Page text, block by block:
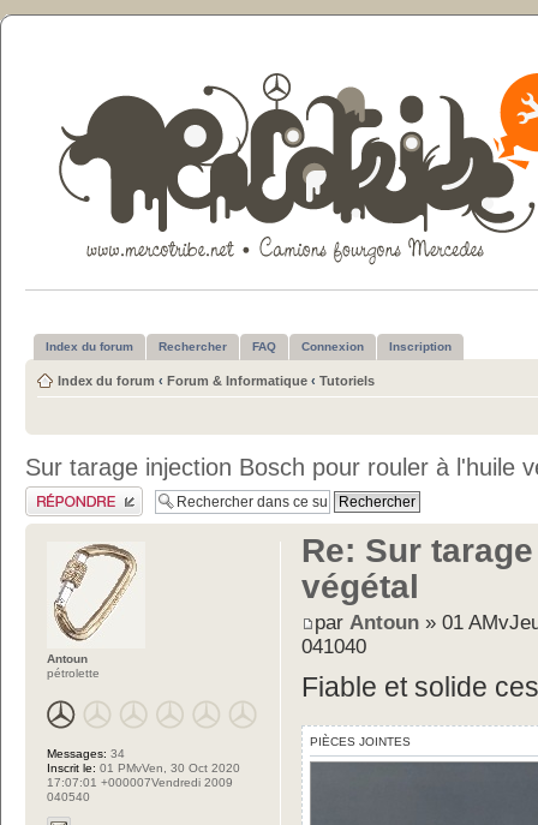
Index du forum Rechercher FAQ Connexion Inscription
Index du forum ‹ Forum & Informatique ‹ Tutoriels
Sur tarage injection Bosch pour rouler à l'huile
Publier une réponse
Re: Sur
végétal
parAntoun » 01
041040
Fiable et solide
PIÈCES JOINTES
Antoun
pétrolette
Messages: 34
Inscrit le: 01 PMvVen, 30 Oct 2020
17:07:01 +000007Vendredi 2009
040540